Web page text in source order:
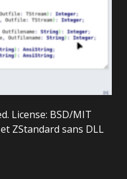
License: BSD/MIT
ZStandard sans DLL